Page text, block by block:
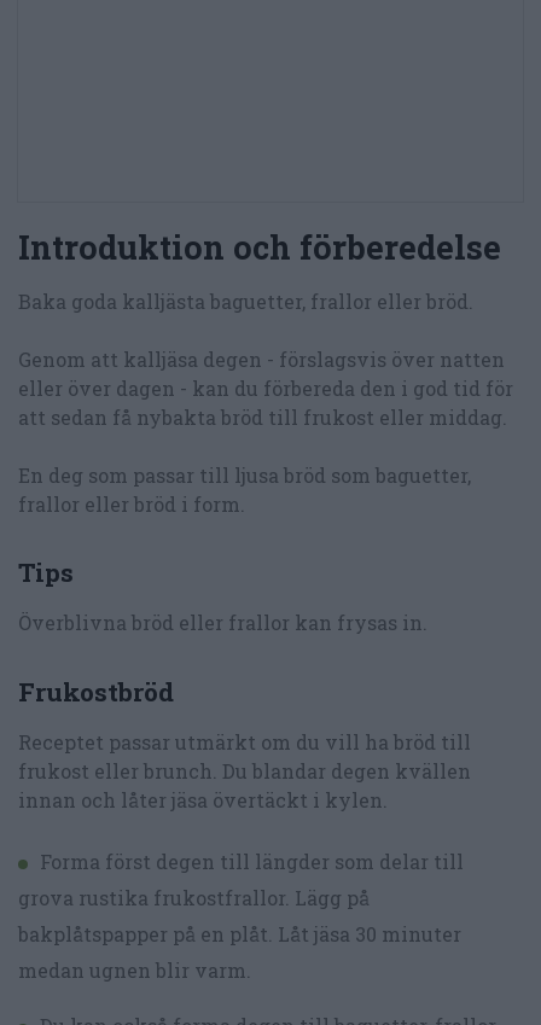
Introduktion och förberedelse
Baka goda kalljästa baguetter, frallor eller bröd.
Genom att kalljäsa degen - förslagsvis över natten
eller över dagen - kan du förbereda den i god tid för
att sedan få nybakta bröd till frukost eller middag.
En deg som passar till ljusa bröd som baguetter,
frallor eller bröd i form.
Tips
Överblivna bröd eller frallor kan frysas in.
Frukostbröd
Receptet passar utmärkt om du vill ha bröd till
frukost eller brunch. Du blandar degen kvällen
innan och låter jäsa övertäckt i kylen.
Forma först degen till längder som delar till
grova rustika frukostfrallor. Lägg på
bakplåtspapper på en plåt. Låt jäsa 30 minuter
medan ugnen blir varm.